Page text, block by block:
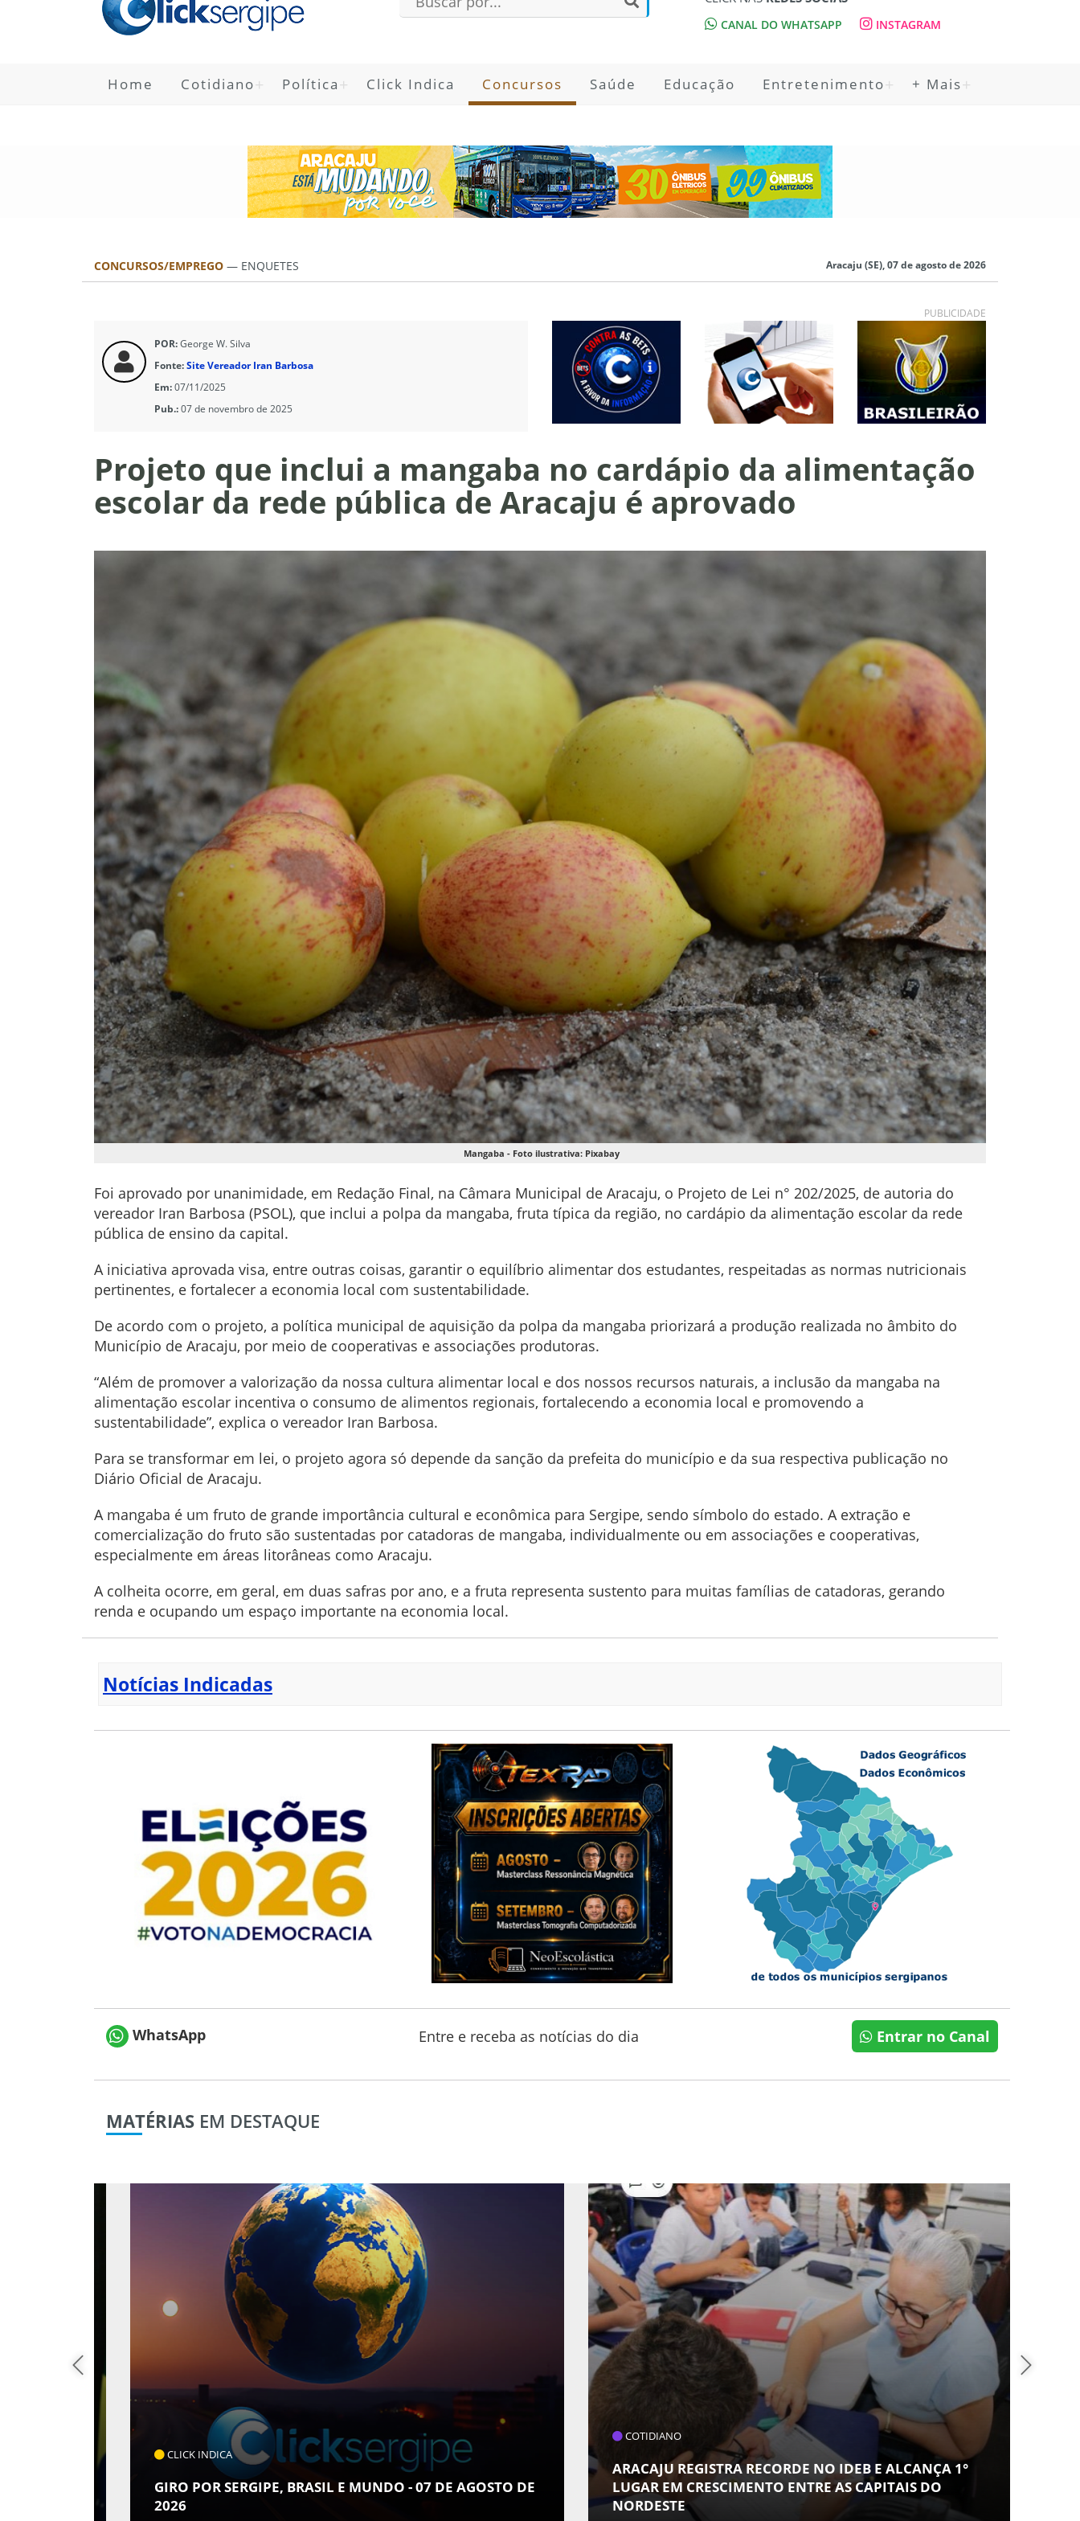
CANAL DO WHATSAPP INSTAGRAM
Home Cotidiano Política Click Indica Concursos Saúde Educação Entretenimento + Mais
CONCURSOS/EMPREGO — ENQUETES Aracaju (SE), 07 de agosto de 2026
PUBLICIDADE
POR:George W. Silva
Fonte:Site Vereador Iran Barbosa
Em:07/11/2025
Pub.:07 de novembro de 2025
Projeto que inclui a mangaba no cardápio da alimentação
escolar da rede pública de Aracaju é aprovado
Mangaba - Foto ilustrativa: Pixabay
Foi aprovado por unanimidade, em Redação Final, na Câmara Municipal de Aracaju, o Projeto de Lei n° 202/2025, de autoria do
vereador Iran Barbosa (PSOL), que inclui a polpa da mangaba, fruta típica da região, no cardápio da alimentação escolar da rede
pública de ensino da capital.
A iniciativa aprovada visa, entre outras coisas, garantir o equilíbrio alimentar dos estudantes, respeitadas as normas nutricionais
pertinentes, e fortalecer a economia local com sustentabilidade.
De acordo com o projeto, a política municipal de aquisição da polpa da mangaba priorizará a produção realizada no âmbito do
Município de Aracaju, por meio de cooperativas e associações produtoras.
“Além de promover a valorização da nossa cultura alimentar local e dos nossos recursos naturais, a inclusão da mangaba na
alimentação escolar incentiva o consumo de alimentos regionais, fortalecendo a economia local e promovendo a
sustentabilidade”, explica o vereador Iran Barbosa.
Para se transformar em lei, o projeto agora só depende da sanção da prefeita do município e da sua respectiva publicação no
Diário Oficial de Aracaju.
A mangaba é um fruto de grande importância cultural e econômica para Sergipe, sendo símbolo do estado. A extração e
comercialização do fruto são sustentadas por catadoras de mangaba, individualmente ou em associações e cooperativas,
especialmente em áreas litorâneas como Aracaju.
A colheita ocorre, em geral, em duas safras por ano, e a fruta representa sustento para muitas famílias de catadoras, gerando
renda e ocupando um espaço importante na economia local.
Notícias Indicadas
WhatsApp Entre e receba as notícias do dia Entrar no Canal
MATÉRIAS EM DESTAQUE
CLICK INDICA
GIRO POR SERGIPE, BRASIL E MUNDO - 07 DE AGOSTO DE
2026
COTIDIANO
ARACAJU REGISTRA RECORDE NO IDEB E ALCANÇA 1°
LUGAR EM CRESCIMENTO ENTRE AS CAPITAIS DO
NORDESTE